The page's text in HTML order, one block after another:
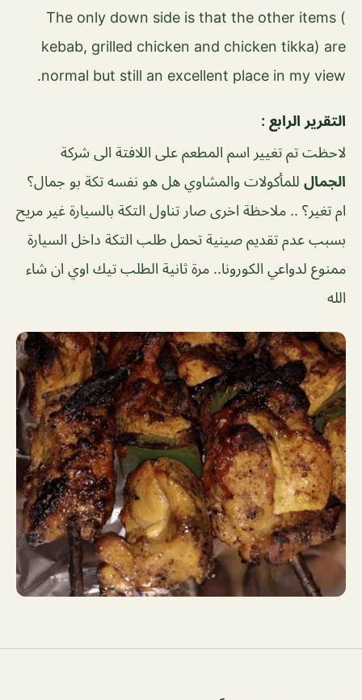
The only down side is that the other items (
kebab, grilled chicken and chicken tikka) are
normal but still an excellent place in my view.
التقرير الرابع :
لاحظت تم تغيير اسم المطعم على اللافتة الى شركة
الجمال للمأكولات والمشاوي هل هو نفسه تكة بو جمال؟
ام تغير؟ .. ملاحظة اخرى صار تناول التكة بالسيارة غير مريح
بسبب عدم تقديم صينية تحمل طلب التكة داخل السيارة
ممنوع لدواعي الكورونا.. مرة ثانية الطلب تيك اوي ان شاء
الله